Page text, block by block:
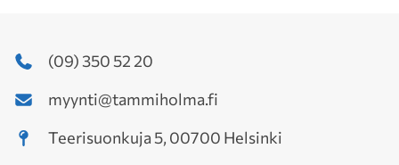
(09) 350 52 20
myynti@tammiholma.fi
Teerisuonkuja 5, 00700 Helsinki